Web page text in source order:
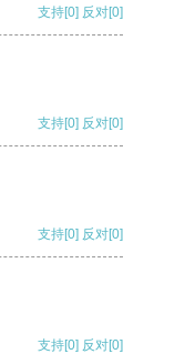
支持[0] 反对[0]
支持[0] 反对[0]
支持[0] 反对[0]
支持[0] 反对[0]